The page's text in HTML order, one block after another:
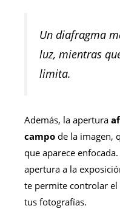
Un diafragma
luz, mientras
limita.
Además, la apertura
campo de la imagen,
que aparece
apertura a la
te permite controlar
tus fotografías.